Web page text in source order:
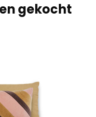
gekocht